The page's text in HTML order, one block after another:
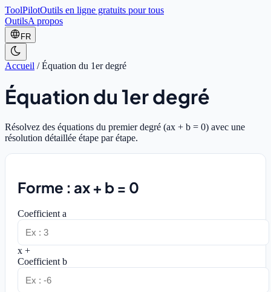
ToolPilotOutils en ligne gratuits pour tous
OutilsA propos
FR
Accueil /Équation du 1er degré
Équation du 1er degré
Résolvez des équations du premier degré (ax + b = 0) avec une
résolution détaillée étape par étape.
Forme : ax + b = 0
Coefficient a
x +
Coefficient b